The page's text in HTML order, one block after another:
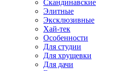
Скандинавские
Элитные
Эксклюзивные
Хай-тек
Особенности
Для студии
Для хрущевки
Для дачи